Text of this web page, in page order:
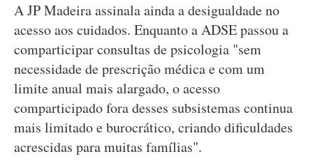
A JP Madeira assinala ainda a desigualdade no
acesso aos cuidados. Enquanto a ADSE passou a
comparticipar consultas de psicologia "sem
necessidade de prescrição médica e com um
limite anual mais alargado, o acesso
comparticipado fora desses subsistemas continua
mais limitado e burocrático, criando dificuldades
acrescidas para muitas famílias".